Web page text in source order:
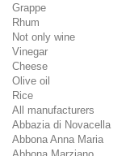
Grappe
Rhum
Not only wine
Vinegar
Cheese
Olive oil
Rice
All manufacturers
Abbazia di Novacella
Abbona Anna Maria